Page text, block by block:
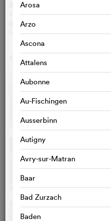
Arosa
Arzo
Ascona
Attalens
Aubonne
Au-Fischingen
Ausserbinn
Autigny
Avry-sur-Matran
Baar
Bad Zurzach
Baden
Besprechung Culturopoing.com
VALENTIN CARRÉ
Besprechung Libération
GUILLAUME TION
GALERIE